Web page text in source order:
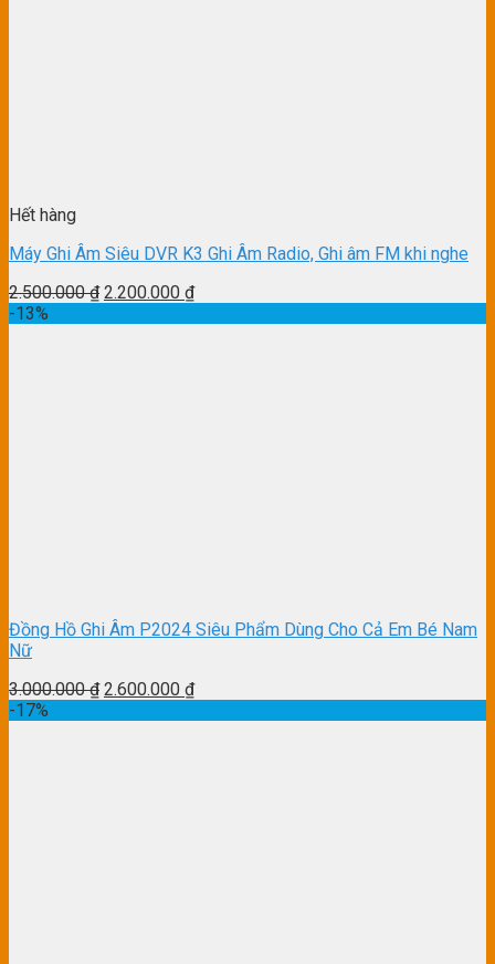
Hết hàng
Máy Ghi Âm Siêu DVR K3 Ghi Âm Radio, Ghi âm FM khi nghe
2.500.000₫ 2.200.000 ₫
-13%
Đồng Hồ Ghi Âm P2024 Siêu Phẩm Dùng Cho Cả Em Bé Nam
Nữ
3.000.000₫ 2.600.000 ₫
-17%